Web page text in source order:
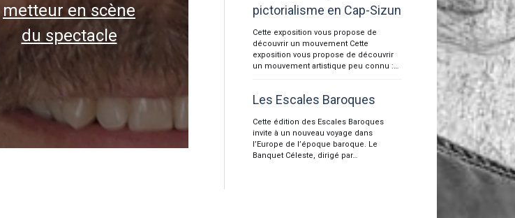
metteur en scène
du spectacle
pictorialisme en Cap-Sizun
Cette exposition vous propose de
découvrir un mouvement Cette
exposition vous propose de découvrir
un mouvement artistique peu connu :…
Les Escales Baroques
Cette édition des Escales Baroques
invite à un nouveau voyage dans
l’Europe de l’époque baroque. Le
Banquet Céleste, dirigé par…